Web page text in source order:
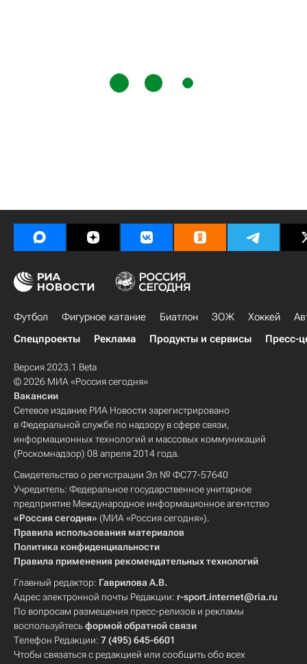
Футбол Фигурное катание Биатлон ЗОЖ Хоккей
Спецпроекты
Реклама Продукты и сервисы Пресс-
Версия 2023.1 Beta
© 2026 МИА «Россия сегодня»
Вакансии
Сетевое издание РИА Новости зарегистрировано
в Федеральной службе по надзору в сфере связи,
информационных технологий и массовых коммуникаций
(Роскомнадзор) 08 апреля 2014 года.
Свидетельство о регистрации Эл № ФС77-57640
Учредитель: Федеральное государственное унитарное
предприятие Международное информационное агентство
«Россия сегодня» (МИА «Россия сегодня»).
Правила использования материалов
Политика конфиденциальности
Правила применения рекомендательных технологий
Главный редактор: Гаврилова А.В.
Адрес электронной почты Редакции: r-sport.internet@ria.ru
По вопросам размещения пресс-релизов и рекламы
воспользуйтесьформой обратной связи
Телефон Редакции: 7 (495) 645-6601
Чтобы связаться с редакцией или сообщить обо всех